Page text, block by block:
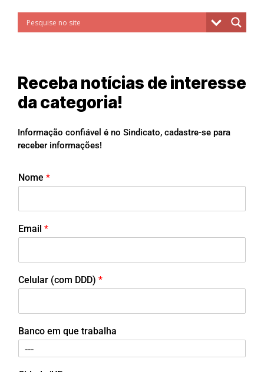
Receba notícias de interesse
da categoria!
Informação confiável é no Sindicato, cadastre-se para
receber informações!
Nome *
Email *
Celular (com DDD) *
Banco em que trabalha